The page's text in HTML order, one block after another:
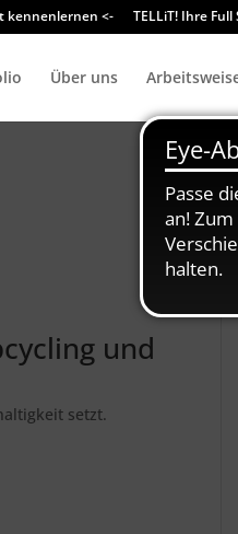
kennenlernen <- TELLiT! Ihre
Über uns
und
setzt.